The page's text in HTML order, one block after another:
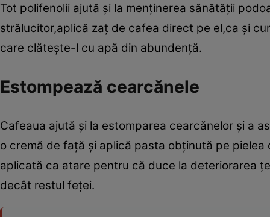
Tot polifenolii ajută şi la menţinerea sănătăţii
strălucitor,aplică zaţ de cafea direct pe el,ca şi
care clăteşte-l cu apă din abundenţă.
Estompează cearcănele
Cafeaua ajută şi la estomparea cearcănelor şi a
o cremă de faţă şi aplică pasta obţinută pe
aplicată ca atare pentru că duce la deteriorarea
decât restul feţei.